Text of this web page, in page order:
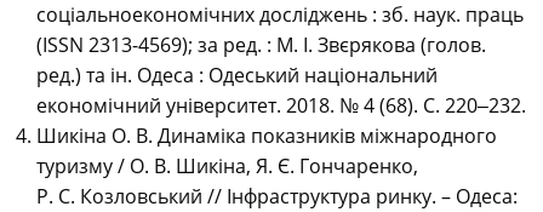
соціальноекономічних досліджень : зб. наук. праць
(ISSN 2313-4569); за ред. : М. І. Звєрякова (голов.
ред.) та ін. Одеса : Одеський національний
економічний університет. 2018. № 4 (68). С. 220‒232.
Шикіна О. В. Динаміка показників міжнародного
туризму / О. В. Шикіна, Я. Є. Гончаренко,
Р. С. Козловський // Інфраструктура ринку. – Одеса: